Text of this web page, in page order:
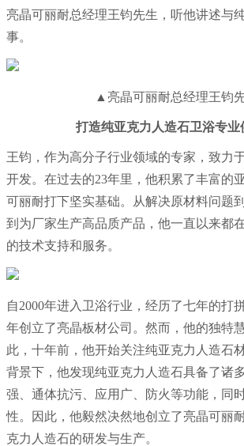
亮晶可丽耐总经理王钧先生，听他讲述与
事。
▲亮晶可丽耐总经理王钧
打造纯亚克力人造石卫浴专业
王钧，作为高分子行业领域的专家，致力
开发。在过去的23年里，他积累了丰富的
可丽耐打下坚实基础。从解决原材料问题
到为厂家生产高品质产品，他一直以来都
的技术支持和服务。
自2000年进入卫浴行业，经历了七年的打
年创立了亮晶板材公司。然而，他的独特
此，十年前，他开始关注纯亚克力人造石
背景下，他发现纯亚克力人造石具备了诸
强、通体抗污、应用广、防火等功能，同
性。因此，他毅然决然地创立了亮晶可丽
克力人造石的研发与生产。